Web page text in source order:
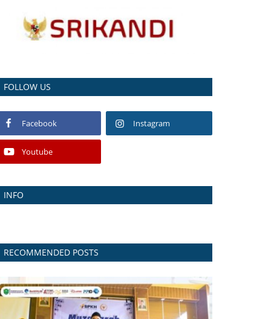
FOLLOW US
Facebook Instagram
Youtube
INFO
RECOMMENDED POSTS